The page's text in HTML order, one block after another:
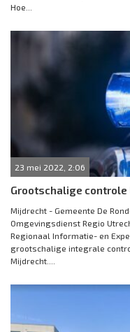
Hoe...
23 mei 2022, 2:06
Grootschalige
Mijdrecht - Gemeente De
Omgevingsdienst Regio
Regionaal Informatie- en
grootschalige integrale
Mijdrecht....